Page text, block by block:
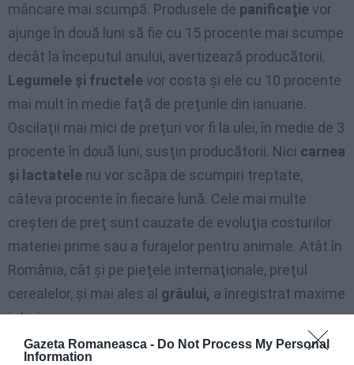
Gazeta Romaneasca - Do Not Process My Personal
Information
mâncare mai scumpă. Produsele de panificaţie vor
ajunge în două luni să fie cu 15 procente mai scumpe
decât la începutul anului, avertizează producătorii.
Legumele şi fructele vor costa şi ele cu 10 procente
mai mult în medie faţă de preţurile din ianuarie.
Oscilaţii mai mici de preţuri vor fi la ulei, în medie de 3
procente în două luni, susţin producătorii. Nici carnea
şi lactatele nu vor scăpa de scumpiri treptate,
câteva procente în fiecare lună. Cele mai multe
creşteri de preţ sunt cauzate de evoluţia costurilor
materiei prime sau a furajelor pentru animale. Atât în
România, cât şi pe pieţele internaţionale, preţul
cerealelor, şi mai ales al grâului, a înregistrat maxime
istorice.
Luna februarie a adus românilor majorarea preţului la